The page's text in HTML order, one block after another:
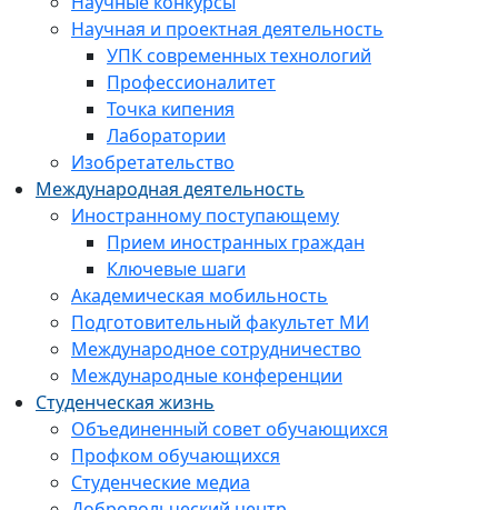
Научная и проектная деятельность
УПК современных технологий
Профессионалитет
Точка кипения
Лаборатории
Изобретательство
Международная деятельность
Иностранному поступающему
Прием иностранных граждан
Ключевые шаги
Академическая мобильность
Подготовительный факультет МИ
Международное сотрудничество
Международные конференции
Студенческая жизнь
Объединенный совет обучающихся
Профком обучающихся
Студенческие медиа